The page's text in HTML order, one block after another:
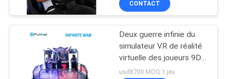
CAS
PLAN VR Flight Simulator
115
CONTACT
Deux guerre infinie du
simulateur VR de réalité
virtuelle des joueurs 9D
pour des étudiants
usd8700 MOQ:1 jeu